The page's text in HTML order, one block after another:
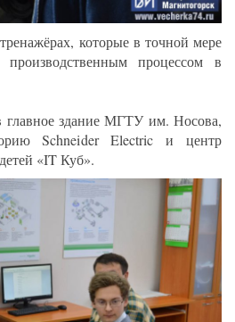
которые в точной мере
производственным процессом в
главное здание МГТУ им. Носова,
Schneider Electric и центр
«IT Куб».